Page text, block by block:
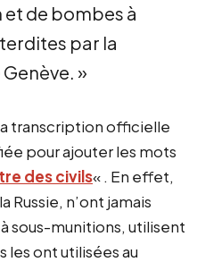
de bombes à
par la
»
transcription officielle
pour ajouter les mots
des civils« . En effet,
Russie, n’ont jamais
sous-munitions, utilisent
les ont utilisées au